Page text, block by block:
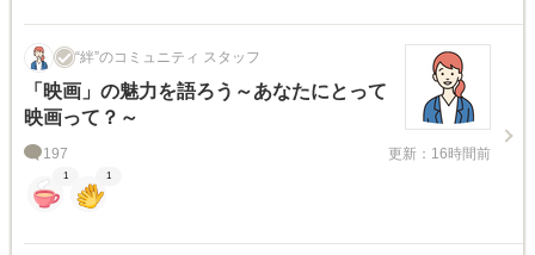
“絆”のコミュニティ スタッフ
「映画」の魅力を語ろう～あなたにとって
映画って？～
197 更新：16時間前
1 1